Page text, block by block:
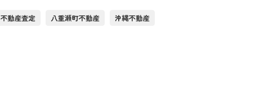
不動産査定 八重瀬町不動産 沖縄不動産